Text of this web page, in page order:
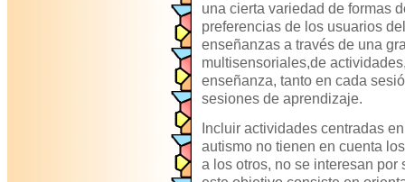
una cierta variedad de formas
preferencias de los usuarios
enseñanzas a través de una
multisensoriales,de
enseñanza, tanto en cada
sesiones de aprendizaje.
Incluir actividades centradas
autismo no tienen en cuenta
a los otros, no se interesan por